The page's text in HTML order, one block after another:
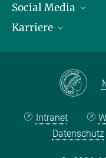
Öffnungszeiten &
Ansprechpersonen
Social Media
LinkedIn
Karriere
Max Planck Law
Intranet
Datenschutz